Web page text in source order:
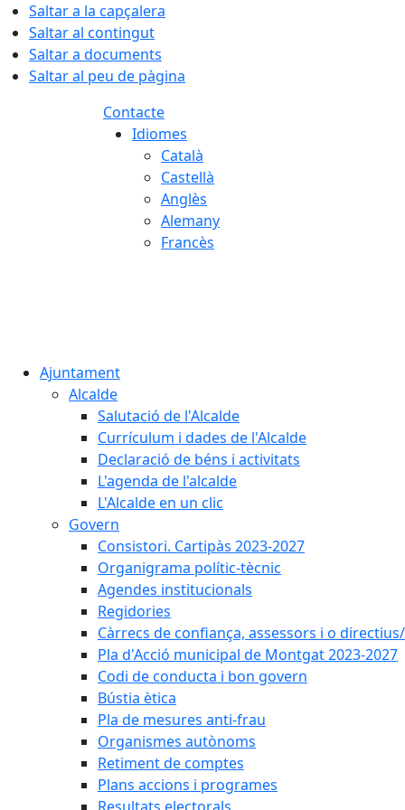
Saltar a la capçalera
Saltar al contingut
Saltar a documents
Saltar al peu de pàgina
Contacte
Idiomes
Català
Castellà
Anglès
Alemany
Francès
Ajuntament
Alcalde
Salutació de l'Alcalde
Currículum i dades de l'Alcalde
Declaració de béns i activitats
L'agenda de l'alcalde
L'Alcalde en un clic
Govern
Consistori. Cartipàs 2023-2027
Organigrama polític-tècnic
Agendes institucionals
Regidories
Càrrecs de confiança, assessors i o
Pla d'Acció municipal de Montgat 2023-2027
Codi de conducta i bon govern
Bústia ètica
Pla de mesures anti-frau
Organismes autònoms
Retiment de comptes
Plans accions i programes